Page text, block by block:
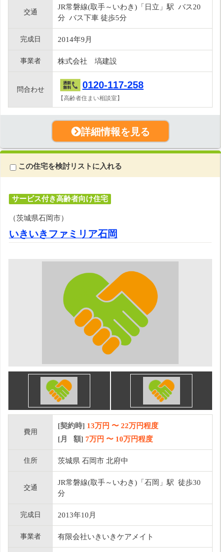
交通
JR常磐線(取手～いわき)「日立」駅 バス20
分 バス下車 徒歩5分
完成日 2014年9月
事業者 株式会社 塙建設
問合わせ 0120-117-258
【高齢者住まい相談室】
詳細情報を見る
この住宅を検討リストに入れる
サービス付き高齢者向け住宅
（茨城県石岡市）
いきいきファミリア石岡
費用
[契約時] 13万円 〜 22万円程度
[月 額] 7万円 〜 10万円程度
住所 茨城県 石岡市 北府中
交通
JR常磐線(取手～いわき)「石岡」駅 徒歩30
分
完成日 2013年10月
事業者 有限会社いきいきケアメイト